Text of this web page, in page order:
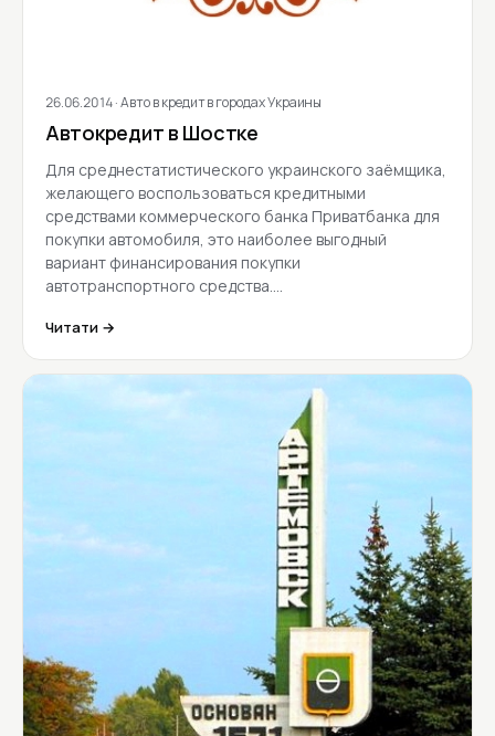
26.06.2014· Авто в кредит в городах Украины
Автокредит в Шостке
Для среднестатистического украинского заёмщика,
желающего воспользоваться кредитными
средствами коммерческого банка Приватбанка для
покупки автомобиля, это наиболее выгодный
вариант финансирования покупки
автотранспортного средства.…
Читати →